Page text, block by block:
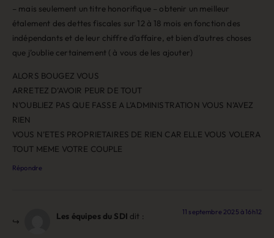
– mais seulement un titre honorifique – obtenir un meilleur
étalement des dettes fiscales sur 12 à 18 mois en fonction des
indépendants et de leur chiffre d’affaire, et bien d’autres choses
que j’oublie certainement ( à vous de les ajouter)
ALORS BOUGEZ VOUS
ARRETEZ D’AVOIR PEUR DE TOUT
N’OUBLIEZ PAS QUE FASSE A L’ADMINISTRATION VOUS N’AVEZ
RIEN
VOUS N’ETES PROPRIETAIRES DE RIEN CAR ELLE VOUS VOLERA
TOUT MEME VOTRE COUPLE
Répondre
Les équipes du SDI dit : 11 septembre 2025 à 16h12